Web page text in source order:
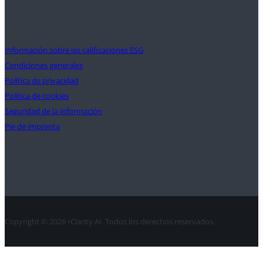
Información sobre las calificaciones ESG
Condiciones generales
Política de privacidad
Política de cookies
Seguridad de la información
Pie de imprenta
Copyright © 2026 •Clarity AI. Todos los derechos reservados.